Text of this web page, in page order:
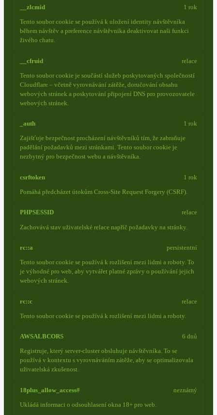
__zlcmid
Tento soubor cookie se používá k uložení identity návštěvníka
během návštěv a preference návštěvníka deaktivovat naši funkci
živého chatu.
1 rok
__cfruid
Tento soubor cookie je součástí služeb poskytovaných společností
Cloudflare – včetně vyrovnávání zátěže, doručování obsahu
webových stránek a poskytování připojení DNS pro provozovatele
webových stránek.
relace
_auth
Zajišťuje bezpečnost procházení návštěvníků tím, že zabraňuje
padělání požadavků mezi stránkami. Tento soubor cookie je
nezbytný pro bezpečnost webu a návštěvníka.
1 rok
csrftoken
Pomáhá předcházet útokům Cross-Site Request Forgery (CSRF).
1 rok
PHPSESSID
Zachovává stav uživatelské relace napříč požadavky na stránky.
relace
rc::a
Tento soubor cookie se používá k rozlišení mezi lidmi a roboty. To
je výhodné pro web, aby vytvářet platné zprávy o používání jejich
webových stránek.
persistentní
rc::c
Tento soubor cookie se používá k rozlišení mezi lidmi a roboty.
relace
AWSALBCORS
Registruje, který server-cluster obsluhuje návštěvníka. To se
používá v kontextu s vyrovnáváním zátěže, aby se optimalizovala
uživatelská zkušenost.
6 dnů
18plus_allow_access#
Ukládá informaci o odsouhlasení okna 18+ pro web.
neznámý